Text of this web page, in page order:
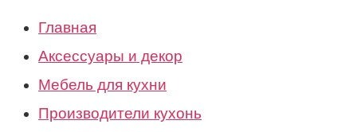
Главная
Аксессуары и декор
Мебель для кухни
Производители кухонь